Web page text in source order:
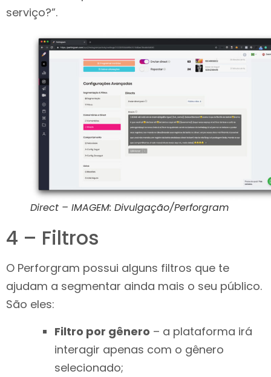
serviço?”.
Direct – IMAGEM: Divulgação/Perforgram
4 – Filtros
O Perforgram possui alguns filtros que te
ajudam a segmentar ainda mais o seu público.
São eles:
Filtro por gênero – a plataforma irá
interagir apenas com o gênero
selecionado;